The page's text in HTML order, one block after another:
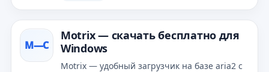
M—С
Motrix — скачать бесплатно для
Windows
Motrix — удобный загрузчик на базе aria2 с